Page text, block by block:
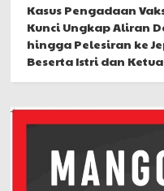
Kasus Pengadaan
Kunci Ungkap Aliran
hingga Pelesiran ke
Beserta Istri dan Ketua